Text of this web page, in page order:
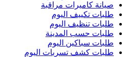
صيانة كاميرات مراقبة
طلبات تكييف اليوم
طلبات تنظيف اليوم
طلبات حسب المدينة
طلبات سباكين اليوم
طلبات كشف تسربات اليوم